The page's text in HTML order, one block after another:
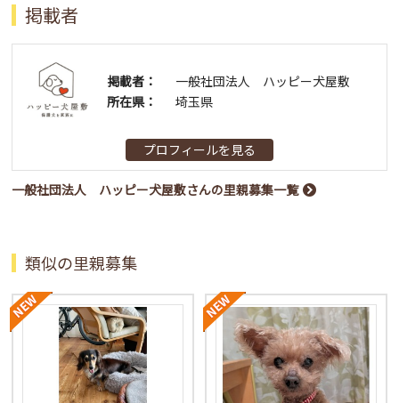
掲載者
掲載者：
一般社団法人 ハッピー犬屋敷
所在県：
埼玉県
プロフィールを見る
一般社団法人 ハッピー犬屋敷さんの里親募集一覧
類似の里親募集